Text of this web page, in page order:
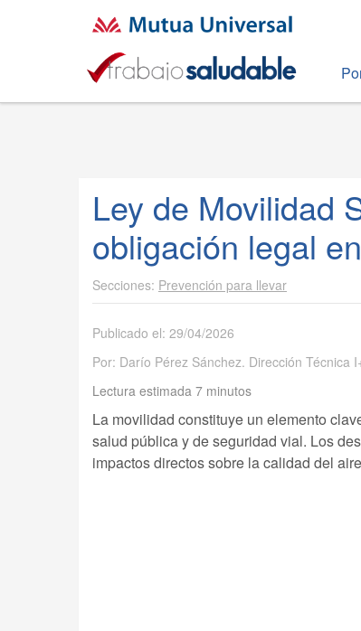
Ley de Movilidad
obligación legal
Prevención para llevar
Publicado el: 29/04/2026
Por: Darío Pérez Sánchez. Dirección Técnica
Lectura estimada 7 minutos
La movilidad constituye un elemento
salud pública y de seguridad vial. Los
impactos directos sobre la calidad del